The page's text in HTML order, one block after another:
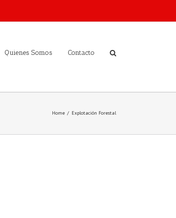
Quienes Somos Contacto
Home / Explotación Forestal